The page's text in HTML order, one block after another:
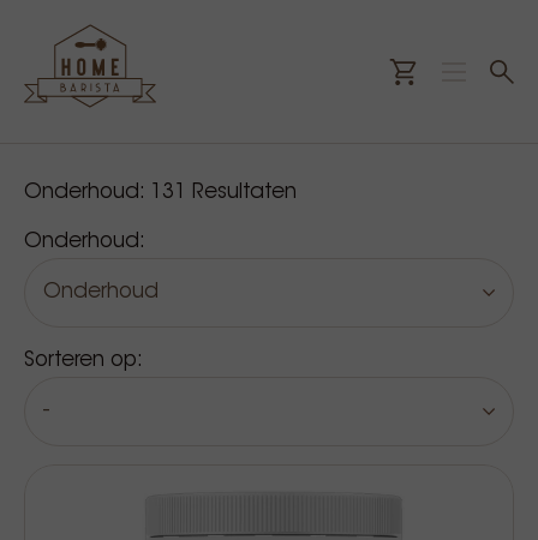
Onze producten
Onderhoud: 131 Resultaten
Onderhoud:
Onderhoud
Sorteren op:
-